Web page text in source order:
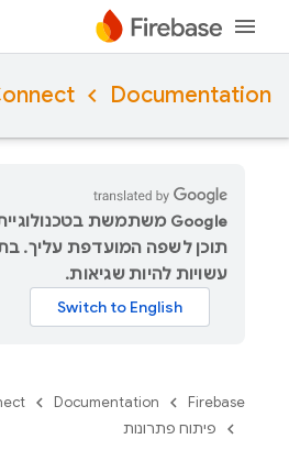
Documentation
תוכן לשפה המועדפת עליך.
עשויות להיות שגיאות.
Firebase
Documentation
פיתוח פתרונות